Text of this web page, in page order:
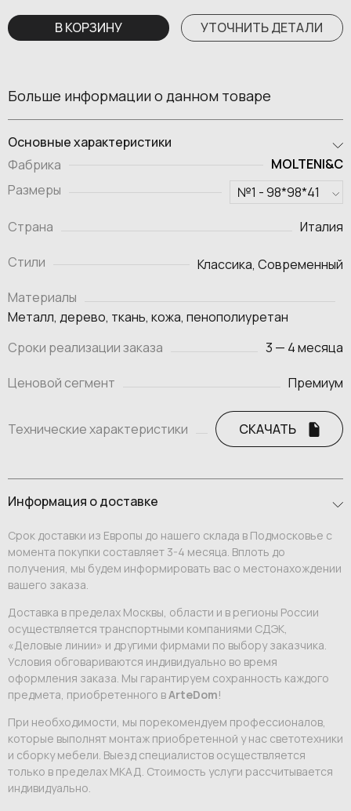
В КОРЗИНУ УТОЧНИТЬ ДЕТАЛИ
Больше информации о данном товаре
Основные характеристики
Фабрика
MOLTENI&C
Страна Италия
Стили
Классика, Современный
Материалы
Металл, дерево, ткань, кожа, пенополиуретан
Сроки реализации заказа
3 — 4 месяца
Ценовой сегмент Премиум
Технические характеристики СКАЧАТЬ
Размеры
Информация о доставке
Срок доставки из Европы до нашего склада в Подмосковье с
момента покупки составляет 3-4 месяца. Вплоть до
получения, мы будем информировать вас о местонахождении
вашего заказа.
Доставка в пределах Москвы, области и в регионы России
осуществляется транспортными компаниями СДЭК,
«Деловые линии» и другими фирмами по выбору заказчика.
Условия обговариваются индивидуально во время
оформления заказа. Мы гарантируем сохранность каждого
предмета, приобретенного вArteDom!
При необходимости, мы порекомендуем профессионалов,
которые выполнят монтаж приобретенной у нас светотехники
и сборку мебели. Выезд специалистов осуществляется
только в пределах МКАД. Стоимость услуги рассчитывается
индивидуально.